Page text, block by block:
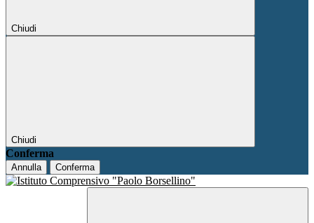
Chiudi
Chiudi
Conferma
Annulla Conferma